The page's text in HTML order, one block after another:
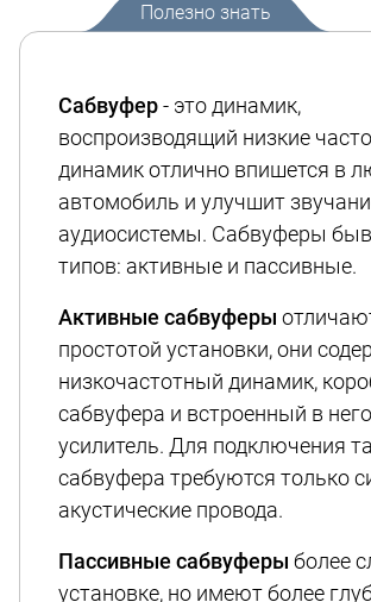
Полезно знать
Сабвуфер- это динамик,
воспроизводящий низкие
динамик отлично впишется в
автомобиль и улучшит
аудиосистемы. Сабвуферы
типов: активные и пассивные.
Активные сабвуферы
простотой установки, они
низкочастотный динамик,
сабвуфера и встроенный в него
усилитель. Для подключения
сабвуфера требуются только
акустические провода.
Пассивные сабвуферы более
установке, но имеют более